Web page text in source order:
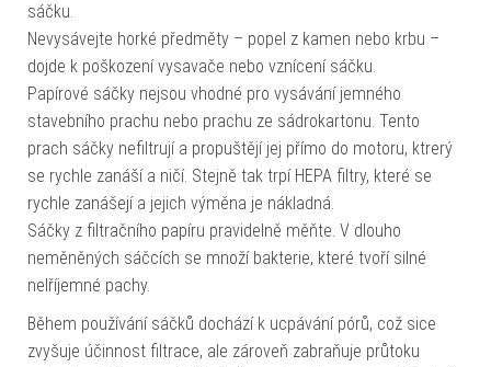
sáčku.
Nevysávejte horké předměty – popel z kamen nebo krbu –
dojde k poškození vysavače nebo vznícení sáčku.
Papírové sáčky nejsou vhodné pro vysávání jemného
stavebního prachu nebo prachu ze sádrokartonu. Tento
prach sáčky nefiltrují a propuštějí jej přímo do motoru, ktrerý
se rychle zanáší a ničí. Stejně tak trpí HEPA filtry, které se
rychle zanášejí a jejich výměna je nákladná.
Sáčky z filtračního papíru pravidelně měňte. V dlouho
neměněných sáčcích se množí bakterie, které tvoří silné
nelříjemné pachy.
Během používání sáčků dochází k ucpávání pórů, což sice
zvyšuje účinnost filtrace, ale zároveň zabraňuje průtoku